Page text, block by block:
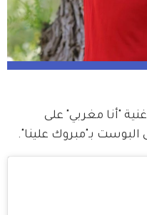
"أنا مغربي" على
بـ"مبروك علينا".